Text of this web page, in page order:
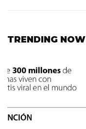
TRENDING NOW